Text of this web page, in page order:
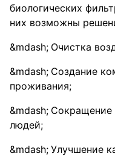
биологических
них возможны
Очистка
Создание
проживания;
Сокращение
людей;
Улучшение